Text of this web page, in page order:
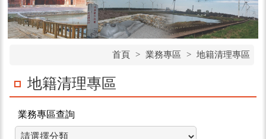
首頁 > 業務專區 > 地籍清理專區
地籍清理專區
業務專區查詢